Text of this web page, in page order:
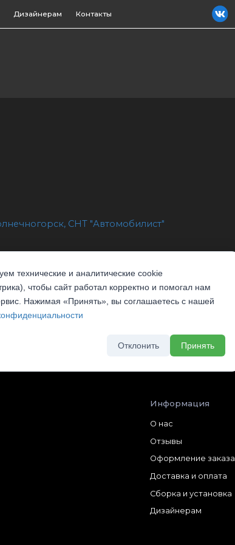
Дизайнерам Контакты
Информация
О нас
Отзывы
Оформление заказа
Доставка и оплата
Сборка и установка
Дизайнерам
технические и аналитические cookie
чтобы сайт работал корректно и помогал нам
Нажимая «Принять», вы соглашаетесь с нашей
Отклонить Принять